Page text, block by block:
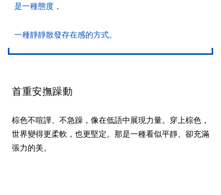
是一種態度，
一種靜靜散發存在感的方式。
首重安撫躁動
棕色不喧譁、不急躁，像在低語中展現力量。穿上棕色，
世界變得更柔軟，也更堅定。那是一種看似平靜、卻充滿
張力的美。